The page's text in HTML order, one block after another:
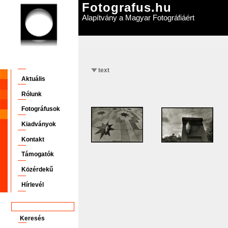
Fotografus.hu
Alapítvány a Magyar Fotográfiáért
Aktuális
Rólunk
Fotográfusok
Kiadványok
Kontakt
Támogatók
Közérdekű
Hírlevél
text